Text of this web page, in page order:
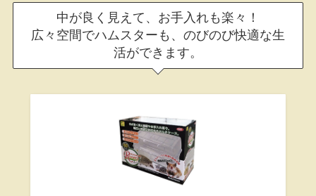
中が良く見えて、お手入れも楽々！
広々空間でハムスターも、のびのび快適な生
活ができます。